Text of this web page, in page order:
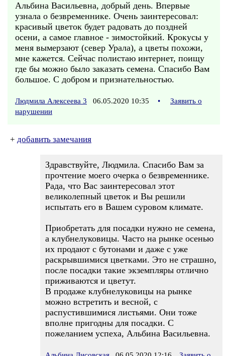
Альбина Васильевна, добрый день. Впервые
узнала о безвременнике. Очень заинтересовал:
красивый цветок будет радовать до поздней
осени, а самое главное - зимостойкий. Крокусы у
меня вымерзают (север Урала), а цветы похожи,
мне кажется. Сейчас полистаю интернет, поищу
где бы можно было заказать семена. Спасибо Вам
большое. С добром и признательностью.
Людмила Алексеева 3 06.05.2020 10:35 •
Заявить о
нарушении
+ добавить замечания
Здравствуйте, Людмила. Спасибо Вам за
прочтение моего очерка о безвременнике.
Рада, что Вас заинтересовал этот
великолепный цветок и Вы решили
испытать его в Вашем суровом климате.
Приобретать для посадки нужно не семена,
а клубнелуковицы. Часто на рынке осенью
их продают с бутонами и даже с уже
раскрывшимися цветками. Это не страшно,
после посадки такие экземпляры отлично
приживаются и цветут.
В продаже клубнелуковицы на рынке
можно встретить и весной, с
распустившимися листьями. Они тоже
вполне пригодны для посадки. С
пожеланием успеха, Альбина Васильевна.